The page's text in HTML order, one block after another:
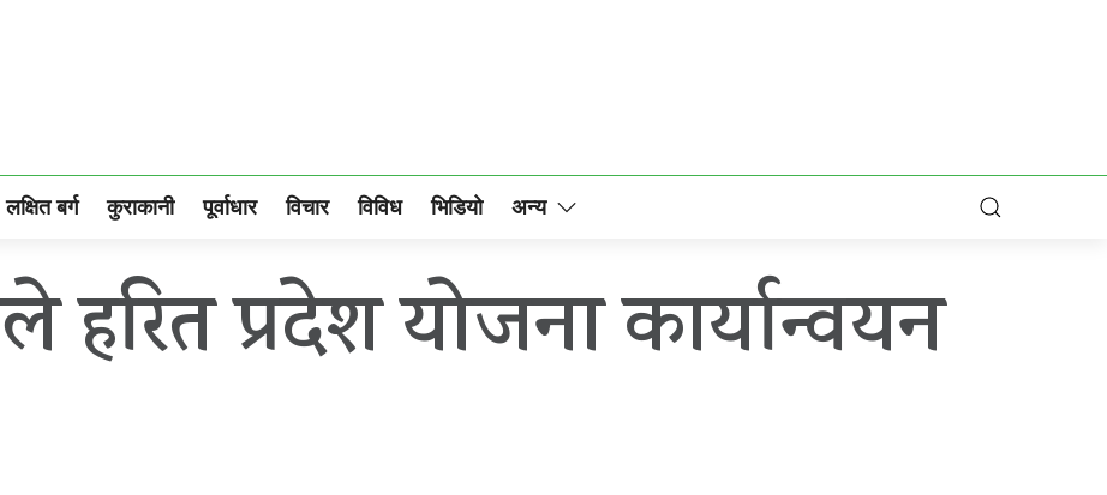
लक्षित बर्ग कुराकानी पूर्वाधार विचार विविध भिडियो अन्य
हरित प्रदेश योजना कार्यान्वयन